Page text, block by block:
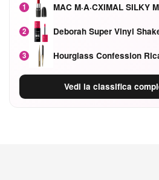
1 MAC M·A·CXIMAL SILKY
2 Deborah Super Vinyl
3
Vedi la classifica